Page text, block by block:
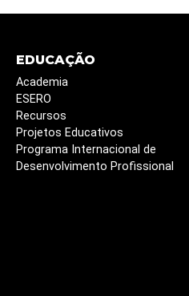
EDUCAÇÃO
Academia
ESERO
Recursos
Projetos Educativos
Programa Internacional de
Desenvolvimento Profissional